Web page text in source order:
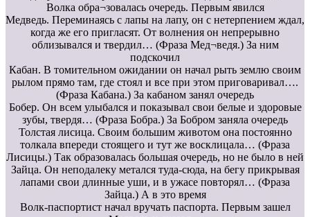
Волка обра¬зовалась очередь. Первым явился
Медведь. Переминаясь с лапы на лапу, он с нетерпением ждал,
когда же его пригласят. От волнения он непрерывно
облизывался и твердил… (Фраза Мед¬ведя.) За ним
подскочил
Кабан. В томительном ожидании он начал рыть землю своим
рылом прямо там, где стоял и все при этом приговаривал….
(Фраза Кабана.) За кабаном занял очередь
Бобер. Он всем улыбался и показывал свои белые и здоровые
зубы, твердя… (Фраза Бобра.) За Бобром заняла очередь
Толстая лисица. Своим большим животом она постоянно
толкала впереди стоящего и тут же восклицала… (Фраза
Лисицы.) Так образовалась большая очередь, но не было в ней
Зайца. Он неподалеку метался туда-сюда, на бегу прикрывая
лапами свои длинные уши, и в ужасе повторял… (Фраза
Зайца.) А в это время
Волк-паспортист начал вручать паспорта. Первым зашел